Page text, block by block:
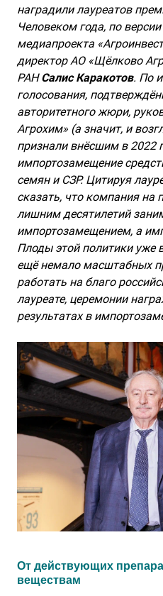
наградили лауреатов
Человеком года, по
медиапроекта
директор АО «Щёлково
РАНСалис Каракотов. По
голосования,
авторитетного жюри,
Агрохим» (а значит, и
признали внёсшим в 2022
импортозамещение
семян и СЗР. Цитируя
сказать, что компания на
лишним десятилетий
импортозамещением, а
Плоды этой политики уже
ещё немало масштабных
работать на благо
лауреате, церемонии
результатах в
От действующих
веществам